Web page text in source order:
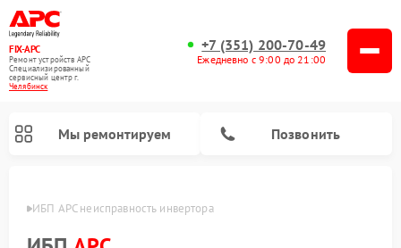
FIX-APC
Ремонт устройств APC
Специализированный
cервисный центр г.
Челябинск
+7 (351) 200-70-49
Ежедневно с 9:00 до 21:00
Мы ремонтируем Позвонить
ИБП APC неисправность инвертора